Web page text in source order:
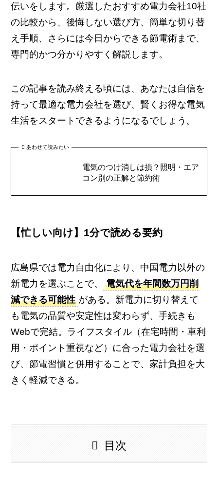
伝いをします。厳選したおすすめ電力会社10社
の比較から、後悔しない選び方、簡単な切り替
え手順、さらには今日からできる節電術まで、
専門的かつ分かりやすく解説します。
この記事を読み終える頃には、あなたは自信を
持って最適な電力会社を選び、賢くお得な電気
生活をスタートできるようになるでしょう。
あわせて読みたい
電気のつけ消しは損？照明・エア
コン別の正解と節約術
【忙しい向け】1分で読める要約
広島県では電力自由化により、中国電力以外の
新電力を選ぶことで、
電気代を年間数万円削
減できる可能性 がある。新電力に切り替えて
も電気の品質や安定性は変わらず、手続きも
Webで完結。ライフスタイル（在宅時間・車利
用・ポイント重視など）に合った電力会社を選
び、節電習慣と併用することで、家計負担を大
きく軽減できる。
目次